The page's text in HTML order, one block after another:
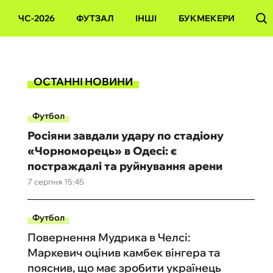
ЧС-2026 ФУТЗАЛ ІНШІ БУКМЕКЕРИ
ОСТАННІ НОВИНИ
Футбол
7 серпня 15:45
Росіяни завдали удару по стадіону
«Чорноморець» в Одесі: є
постраждалі та руйнування арени
Футбол
Повернення Мудрика в Челсі:
Маркевич оцінив камбек вінгера та
пояснив, що має зробити українець